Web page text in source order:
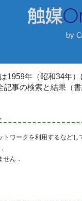
1959年（昭和34年
記事の検索と結果（
ワークを利用するなど
ん．